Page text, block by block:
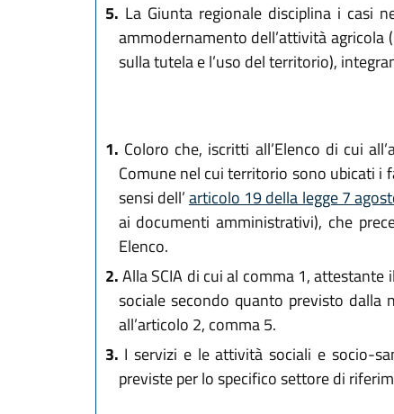
5. La Giunta regionale disciplina i casi
ammodernamento dell’attività agricola
sulla tutela e l’uso del territorio),
1. Coloro che, iscritti all’Elenco di cui
Comune nel cui territorio sono ubicati i
sensi dell’articolo 19 della legge 7
ai documenti amministrativi), che
Elenco.
2.Alla SCIA di cui al comma 1,
sociale secondo quanto previsto
all’articolo 2, comma 5.
3. I servizi e le attività sociali e socio-
previste per lo specifico settore di